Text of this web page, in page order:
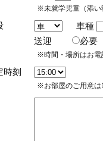
※未就学児童（添い
車種
送迎
必
※時間・場所はお電
時刻
※お部屋のご用意は